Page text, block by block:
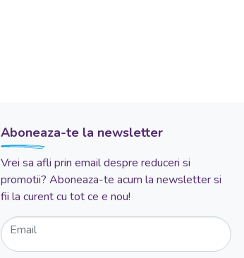
Aboneaza-te la newsletter
Vrei sa afli prin email despre reduceri si
promotii? Aboneaza-te acum la newsletter si
fii la curent cu tot ce e nou!
Email